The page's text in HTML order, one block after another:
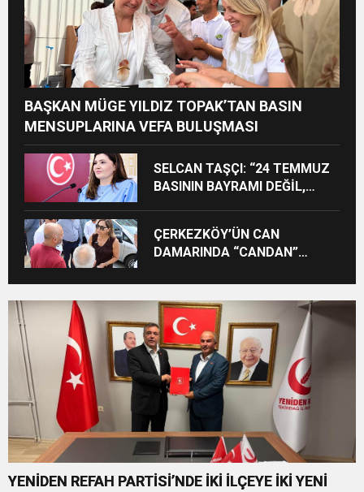
BAŞKAN MÜGE YILDIZ TOPAK’TAN BASIN
MENSUPLARINA VEFA BULUŞMASI
SELCAN TAŞÇI: “24 TEMMUZ
BASININ BAYRAMI DEĞİL,
ÇERKEZKÖY’ÜN CAN
DAMARINDA “CANDAN”
YENİDEN REFAH PARTİSİ’NDE İKİ İLÇEYE İKİ YENİ